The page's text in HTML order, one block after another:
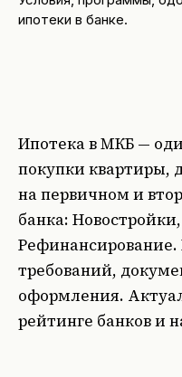
ипотеки в банке.
Ипотека в МКБ —
покупки квартиры,
на первичном и
банка:
требований,
оформления.
рейтинге банкови